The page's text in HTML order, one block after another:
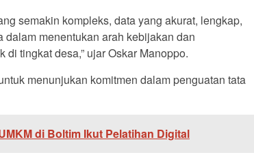
semakin kompleks, data yang akurat, lengkap,
menentukan arah kebijakan dan
tingkat desa,” ujar Oskar Manoppo.
menunjukan komitmen dalam penguatan tata
di Boltim Ikut Pelatihan Digital